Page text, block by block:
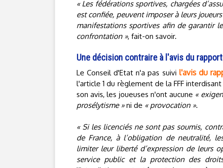
« Les fédérations sportives, chargées
est confiée, peuvent imposer à leurs
manifestations sportives afin de garantir
confrontation », fait-on savoir.
Une décision contraire à l'avis du
Le Conseil d'Etat n'a pas suivi l'avis du
l'article 1 du règlement de la FFF
son avis, les joueuses n'ont aucune «
prosélytisme »ni de « provocation ».
« Si les licenciés ne sont pas soumis,
de France, à l’obligation de neutralité,
limiter leur liberté d’expression de leurs
service public et la protection des